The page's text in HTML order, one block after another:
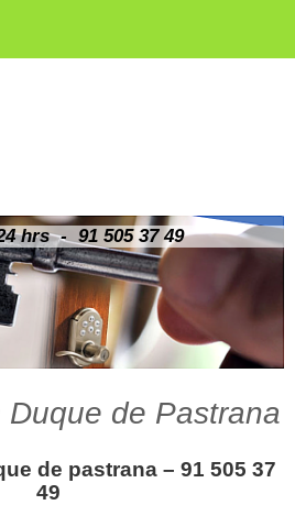
hrs - 91 505 37 49
Duque de Pastrana
de pastrana – 91 505 37
49